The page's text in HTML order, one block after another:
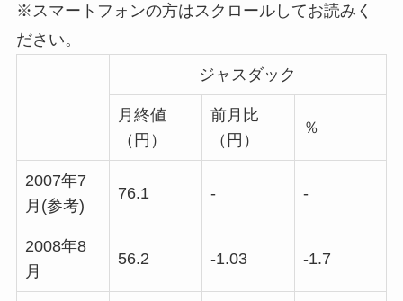
※スマートフォンの方はスクロールしてお読みく
ださい。
ジャスダック
月終値
（円）
前月比
（円）
％
2007年7
月(参考)
76.1 - -
2008年8
月
56.2 -1.03 -1.7